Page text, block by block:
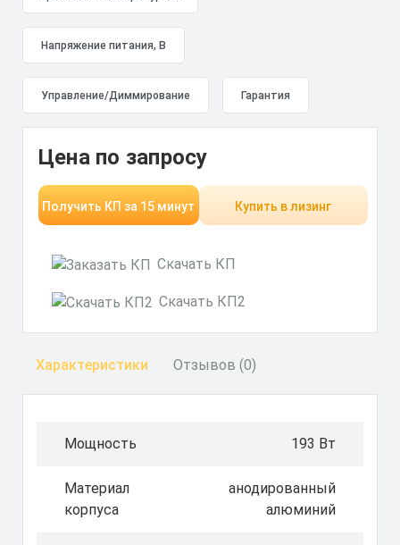
Цена по запросу
Получить КП за 15 минут Купить в лизинг
Скачать КП
Скачать КП2
Характеристики Отзывов (0)
Мощность 193 Вт
Материал
корпуса
анодированный
алюминий